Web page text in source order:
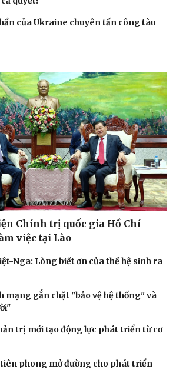
của Ukraine chuyên tấn công tàu
Chính trị quốc gia Hồ Chí
việc tại Lào
Nga: Lòng biết ơn của thế hệ sinh ra
mạng gắn chặt "bảo vệ hệ thống" và
trị mới tạo động lực phát triển từ cơ
phong mở đường cho phát triển